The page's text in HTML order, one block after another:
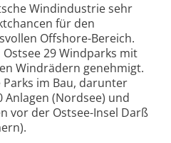
Windindustrie sehr
für den
Offshore-Bereich.
29 Windparks mit
Windrädern genehmigt.
im Bau, darunter
Anlagen (Nordsee) und
vor der Ostsee-Insel Darß